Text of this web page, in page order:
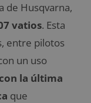
de Husqvarna,
vatios. Esta
entre pilotos
un uso
la última
que